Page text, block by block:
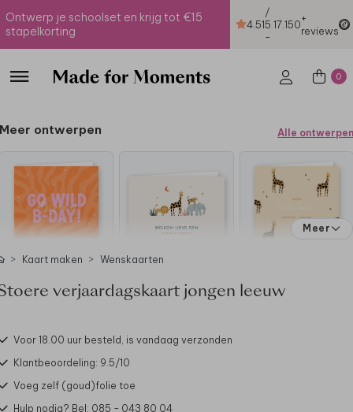
Ontwerp je schoolset en krijg tot €15
stapelkorting
4.51
/
5
-
17.150+
reviews
0
Meer ontwerpen Alle ontwerpen
Meer
Kaart maken Wenskaarten
verjaardagskaart jongen leeuw
Voor 18.00 uur besteld, is vandaag verzonden
Klantbeoordeling: 9.5/10
Voeg zelf (goud)folie toe
Hulp nodig? Bel: 085 - 043 80 04